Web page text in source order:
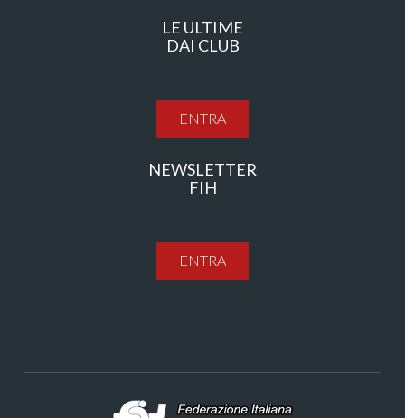
LE ULTIME
DAI CLUB
ENTRA
NEWSLETTER
FIH
ENTRA